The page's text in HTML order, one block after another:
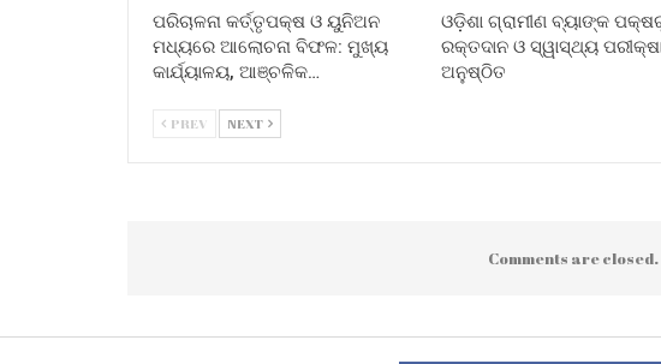
ପରିଚାଳନା କର୍ତ୍ତୃପକ୍ଷ ଓ ୟୁନିଅନ
ମଧ୍ୟରେ ଆଲୋଚନା ବିଫଳ: ମୁଖ୍ୟ
କାର୍ଯ୍ୟାଳୟ, ଆଞ୍ଚଳିକ…
ଓଡ଼ିଶା ଗ୍ରାମୀଣ ବ୍ୟାଙ୍କ
ରକ୍ତଦାନ ଓ ସ୍ୱାସ୍ଥ୍ୟ
ଅନୁଷ୍ଠିତ
PREV NEXT
Comments are closed.